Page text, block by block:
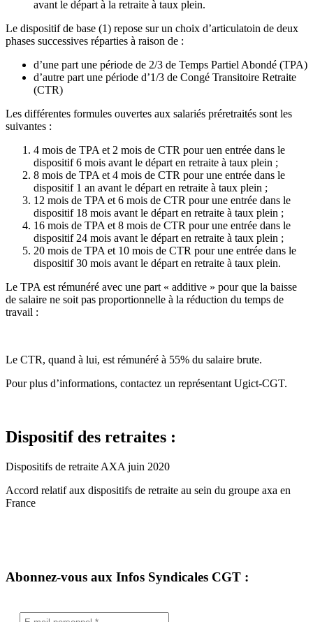
avant le départ à la retraite à taux plein.
Le dispositif de base (1) repose sur un choix d’articulatoin de deux
phases successives réparties à raison de :
d’une part une période de 2/3 de Temps Partiel Abondé (TPA)
d’autre part une période d’1/3 de Congé Transitoire Retraite
(CTR)
Les différentes formules ouvertes aux salariés préretraités sont les
suivantes :
4 mois de TPA et 2 mois de CTR pour uen entrée dans le
dispositif 6 mois avant le départ en retraite à taux plein ;
8 mois de TPA et 4 mois de CTR pour une entrée dans le
dispositif 1 an avant le départ en retraite à taux plein ;
12 mois de TPA et 6 mois de CTR pour une entrée dans le
dispositif 18 mois avant le départ en retraite à taux plein ;
16 mois de TPA et 8 mois de CTR pour une entrée dans le
dispositif 24 mois avant le départ en retraite à taux plein ;
20 mois de TPA et 10 mois de CTR pour une entrée dans le
dispositif 30 mois avant le départ en retraite à taux plein.
Le TPA est rémunéré avec une part « additive » pour que la baisse
de salaire ne soit pas proportionnelle à la réduction du temps de
travail :
Le CTR, quand à lui, est rémunéré à 55% du salaire brute.
Pour plus d’informations, contactez un représentant Ugict-CGT.
Dispositif des retraites :
Dispositifs de retraite AXA juin 2020
Accord relatif aux dispositifs de retraite au sein du groupe axa en
France
Abonnez-vous aux Infos Syndicales CGT :